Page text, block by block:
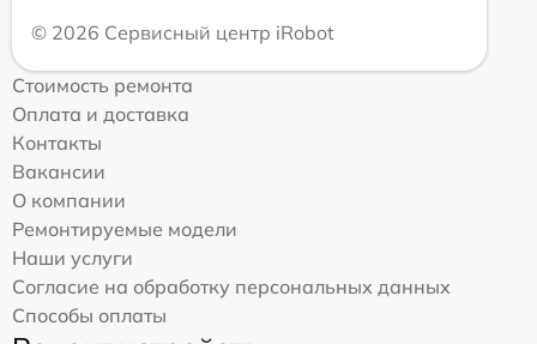
© 2026 Сервисный центр iRobot
Стоимость ремонта
Оплата и доставка
Контакты
Вакансии
О компании
Ремонтируемые модели
Наши услуги
Согласие на обработку персональных данных
Способы оплаты